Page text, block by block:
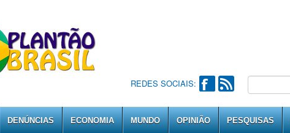
REDES SOCIAIS:
DENÚNCIAS ECONOMIA MUNDO OPINIÃO PESQUISAS